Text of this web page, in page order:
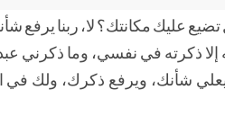
عليك مكانتك؟ لا، ربنا يرفع
ذكرته في نفسي، وما ذكرني
شأنك، ويرفع ذكرك، ولك